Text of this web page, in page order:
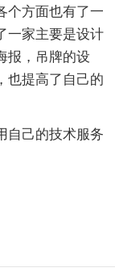
个方面也有了一
一家主要是设计
报，吊牌的设
也提高了自己的
自己的技术服务